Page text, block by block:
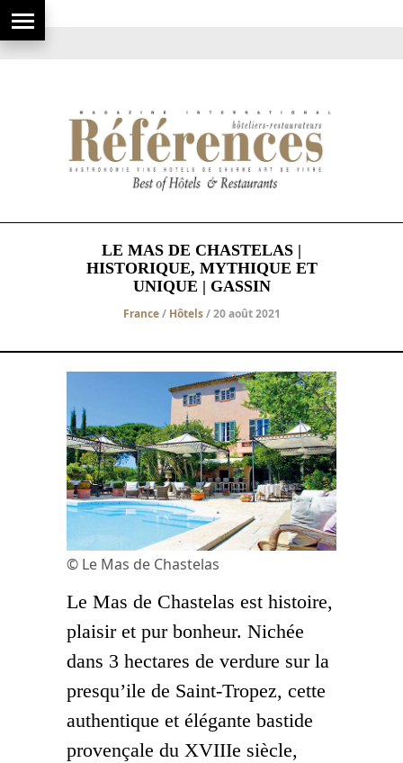
LE MAS DE CHASTELAS |
HISTORIQUE, MYTHIQUE ET
UNIQUE | GASSIN
France/ Hôtels/ 20 août 2021
© Le Mas de Chastelas
Le Mas de Chastelas est histoire,
plaisir et pur bonheur. Nichée
dans 3 hectares de verdure sur la
presqu’ile de Saint-Tropez, cette
authentique et élégante bastide
provençale du XVIIIe siècle,